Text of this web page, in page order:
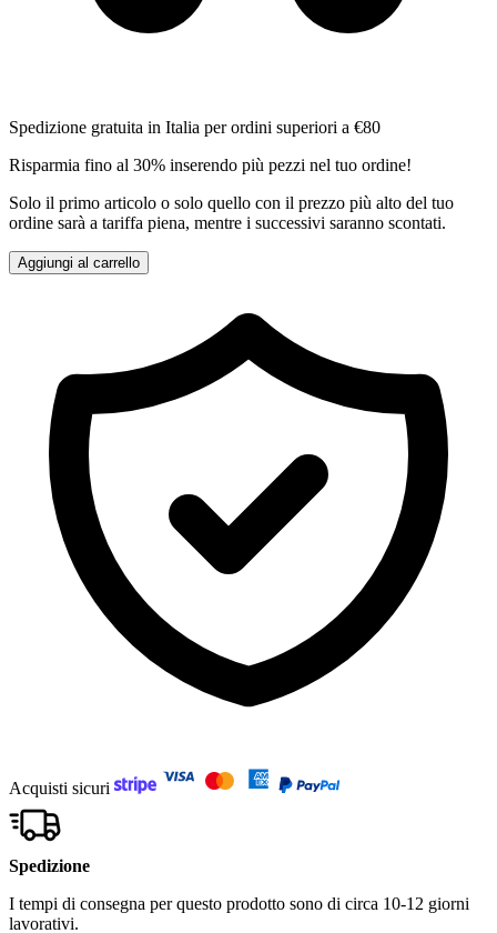
Spedizione gratuita in Italia per ordini superiori a €80
Risparmia fino al 30% inserendo più pezzi nel tuo ordine!
Solo il primo articolo o solo quello con il prezzo più alto del tuo
ordine sarà a tariffa piena, mentre i successivi saranno scontati.
Aggiungi al carrello
Acquisti sicuri
Spedizione
I tempi di consegna per questo prodotto sono di circa 10-12 giorni
lavorativi.